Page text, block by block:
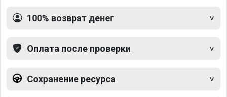
100% возврат денег
Оплата после проверки
Сохранение ресурса